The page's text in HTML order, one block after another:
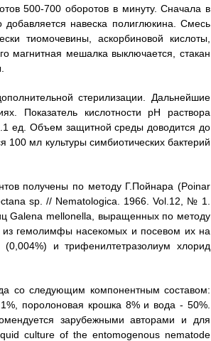
500-700 оборотов в минуту. Сначала в
добавляется навеска полиглюкина. Смесь
тиомочевины, аскорбиновой кислоты,
магнитная мешалка выключается, стакан
стерилизации. Дальнейшие
Показатель кислотности рН раствора
ед. Объем защитной среды доводится до
мл культуры симбиотических бактерий
получены по методу Г.Пойнара (Poinar
sp. // Nematologica. 1966. Vol.12, № 1.
Galena mellonella, выращенных по методу
гемолимфы насекомых и посевом их на
и трифенилтетразолиум хлорид
со следующим компонентным составом:
поролоновая крошка 8% и вода - 50%.
зарубежными авторами и для
culture of the entomogenous nematode